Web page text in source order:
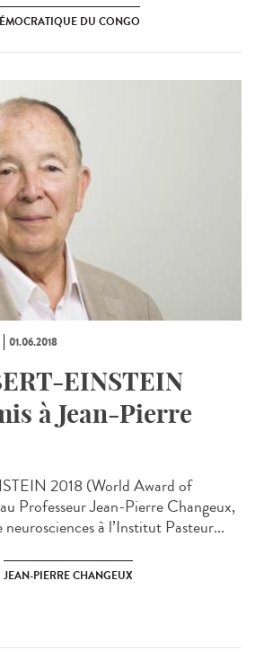
DU CONGO
01.06.2018
EINSTEIN
à Jean-Pierre
2018 (World Award of
Professeur Jean-Pierre Changeux,
à l’Institut Pasteur...
JEAN-PIERRE CHANGEUX